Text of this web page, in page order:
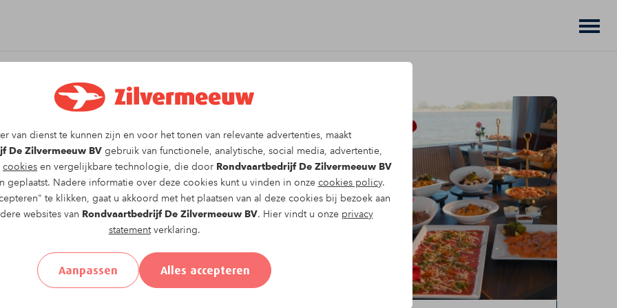
van dienst te kunnen zijn en voor het tonen van relevante advertenties, maakt
De Zilvermeeuw BV gebruik van functionele, analytische, social media, advertentie,
cookies en vergelijkbare technologie, die door Rondvaartbedrijf De Zilvermeeuw BV
geplaatst. Nadere informatie over deze cookies kunt u vinden in onze cookies policy.
te klikken, gaat u akkoord met het plaatsen van al deze cookies bij bezoek aan
websites van Rondvaartbedrijf De Zilvermeeuw BV. Hier vindt u onze privacy
statementverklaring.
Aanpassen Alles accepteren
arrangement!
op zondag 10-05-2026om 08:00vragen
Achternaam*